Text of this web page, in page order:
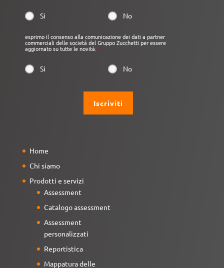
Si No
esprimo il consenso alla comunicazione dei dati a partner
commerciali delle società del Gruppo Zucchetti per essere
aggiornato su tutte le novità. *
Si No
Home
Chi siamo
Prodotti e servizi
Assessment
Catalogo assessment
Assessment
personalizzati
Reportistica
Mappatura delle